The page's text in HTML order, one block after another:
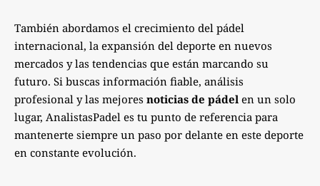
También abordamos el crecimiento del pádel
internacional, la expansión del deporte en nuevos
mercados y las tendencias que están marcando su
futuro. Si buscas información fiable, análisis
profesional y las mejores noticias de pádel en un solo
lugar, AnalistasPadel es tu punto de referencia para
mantenerte siempre un paso por delante en este deporte
en constante evolución.